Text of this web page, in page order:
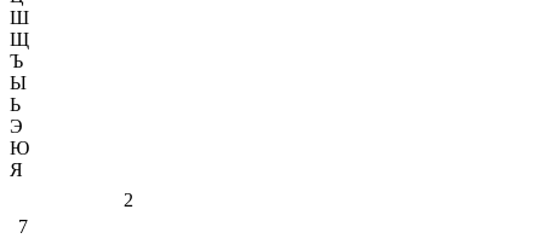
Ш
Щ
Ъ
Ы
Ь
Э
Ю
Я
2
7